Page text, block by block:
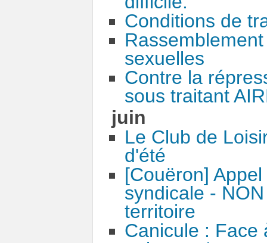
Conditions de
sexuelles
Contre la
sous traitant
juin
Le Club de
d'été
[Couëron]
syndicale -
territoire
Canicule : Face